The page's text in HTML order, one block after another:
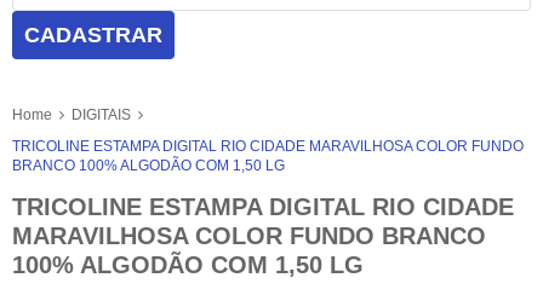
CADASTRAR
Home
DIGITAIS
TRICOLINE ESTAMPA DIGITAL RIO CIDADE MARAVILHOSA COLOR FUNDO
BRANCO 100% ALGODÃO COM 1,50 LG
TRICOLINE ESTAMPA DIGITAL RIO CIDADE
MARAVILHOSA COLOR FUNDO BRANCO
100% ALGODÃO COM 1,50 LG